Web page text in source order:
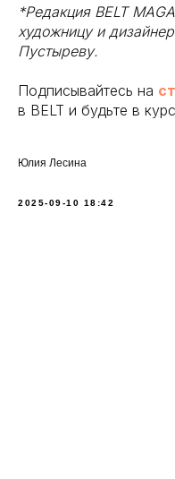
*Редакция BELT
художницу и
Пустыреву.
Подписывайтесь на
в BELT и будьте в
Юлия Лесина
2025-09-10 18:42